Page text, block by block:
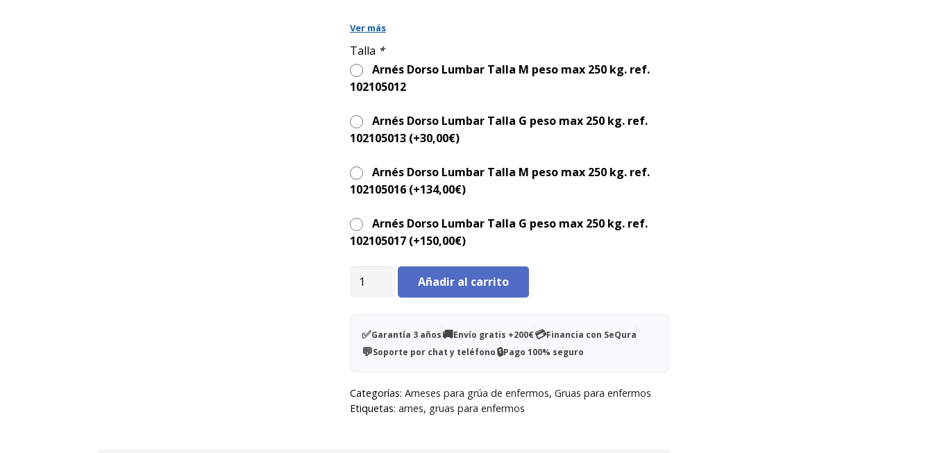
Ver más
Talla *
Arnés Dorso Lumbar Talla M peso max 250 kg. ref.
102105012
Arnés Dorso Lumbar Talla G peso max 250 kg. ref.
102105013 (+30,00€)
Arnés Dorso Lumbar Talla M peso max 250 kg. ref.
102105016 (+134,00€)
Arnés Dorso Lumbar Talla G peso max 250 kg. ref.
102105017 (+150,00€)
Arnés
acolchado
Añadir al carrito
✅Garantía 3 años🚚Envío gratis +200€💳Financia con SeQura
💬Soporte por chat y teléfono🔒Pago 100% seguro
Categorías: Arneses para grúa de enfermos, Gruas para enfermos
Etiquetas: arnes, gruas para enfermos